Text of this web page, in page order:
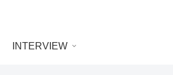
INTERVIEW